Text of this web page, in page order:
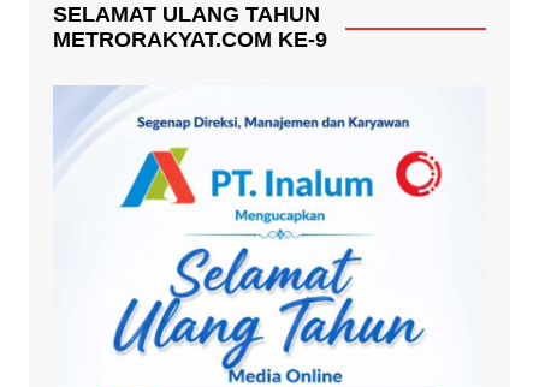
SELAMAT ULANG TAHUN
METRORAKYAT.COM KE-9